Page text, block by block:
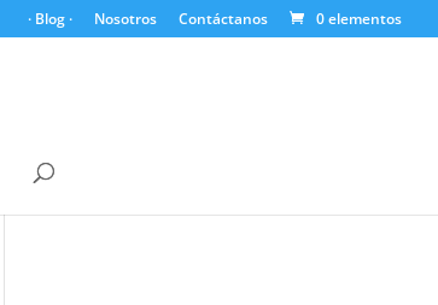
· Blog · Nosotros Contáctanos 0 elementos